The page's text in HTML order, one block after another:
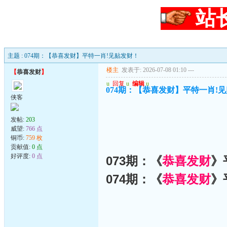
站
主题 : 074期：【恭喜发财】平特一肖!见贴发财！
【恭喜发财】
侠客
发帖: 203
威望: 766 点
铜币: 759 枚
贡献值: 0 点
好评度: 0 点
楼主 发表于: 2026-07-08 01:10 ---
u 回复 u 编辑 u
074期：【恭喜发财】平特一肖!
073期：《恭喜发财》
074期：《恭喜发财》